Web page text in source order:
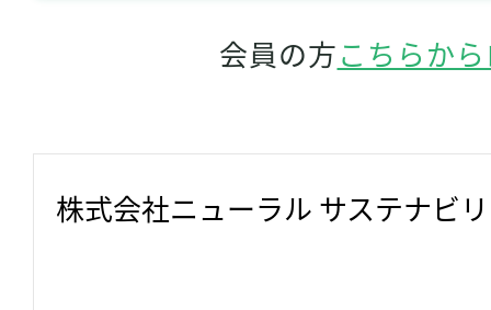
会員の方こちらか
株式会社ニューラル サステナビ